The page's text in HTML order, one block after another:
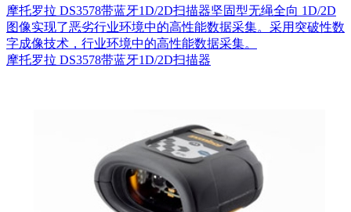
摩托罗拉 DS3578带蓝牙1D/2D扫描器坚固型无绳全向 1D/2D
图像实现了恶劣行业环境中的高性能数据采集。采用突破性数
字成像技术，行业环境中的高性能数据采集。
摩托罗拉 DS3578带蓝牙1D/2D扫描器